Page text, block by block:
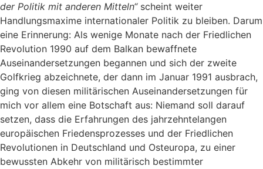
der Politik mit anderen Mitteln“scheint weiter
Handlungsmaxime internationaler Politik zu bleiben. Darum
eine Erinnerung: Als wenige Monate nach der Friedlichen
Revolution 1990 auf dem Balkan bewaffnete
Auseinandersetzungen begannen und sich der zweite
Golfkrieg abzeichnete, der dann im Januar 1991 ausbrach,
ging von diesen militärischen Auseinandersetzungen für
mich vor allem eine Botschaft aus: Niemand soll darauf
setzen, dass die Erfahrungen des jahrzehntelangen
europäischen Friedensprozesses und der Friedlichen
Revolutionen in Deutschland und Osteuropa, zu einer
bewussten Abkehr von militärisch bestimmter